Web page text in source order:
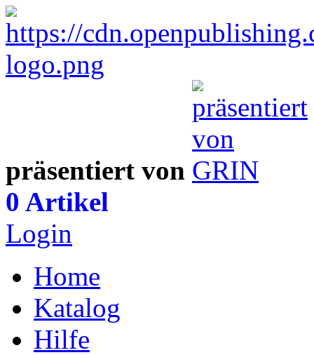
präsentiert von
0 Artikel
Login
Home
Katalog
Hilfe